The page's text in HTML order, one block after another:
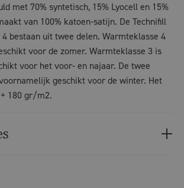
met 70% syntetisch, 15% Lyocell en 15%
van 100% katoen-satijn. De Technifill
bestaan uit twee delen. Warmteklasse 4
voor de zomer. Warmteklasse 3 is
voor het voor- en najaar. De twee
geschikt voor de winter. Het
180 gr/m2.